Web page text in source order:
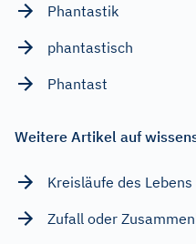
Phantastik
phantastisch
Phantast
Weitere Artikel auf
Kreisläufe des Lebens
Zufall oder